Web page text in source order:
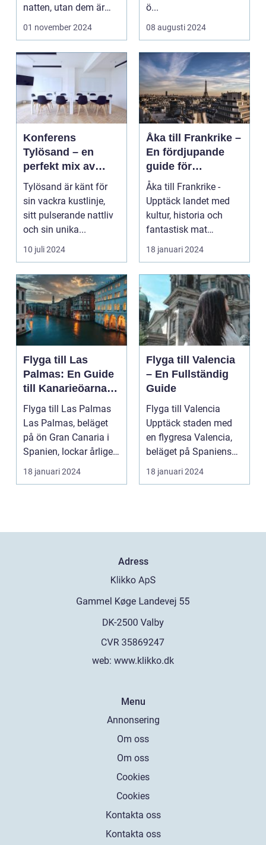
natten, utan dem är
ocks&...
01 november 2024
ö...
08 augusti 2024
Konferens
Tylösand – en
perfekt mix av
affär och nöje
Tylösand är känt för
sin vackra kustlinje,
sitt pulserande nattliv
och sin unika...
10 juli 2024
Åka till Frankrike –
En fördjupande
guide för
resenärer
Åka till Frankrike -
Upptäck landet med
kultur, historia och
fantastisk mat
Frankrike är ett land
s...
18 januari 2024
Flyga till Las
Palmas: En Guide
till Kanarieöarnas
Pärla
Flyga till Las Palmas
Las Palmas, beläget
på ön Gran Canaria i
Spanien, lockar årligen
miljontals b...
18 januari 2024
Flyga till Valencia
– En Fullständig
Guide
Flyga till Valencia
Upptäck staden med
en flygresa Valencia,
beläget på Spaniens
östkust, är en fä...
18 januari 2024
Adress
web: www.klikko.dk
Menu
Annonsering
Om oss
Om oss
Cookies
Cookies
Kontakta oss
Kontakta oss